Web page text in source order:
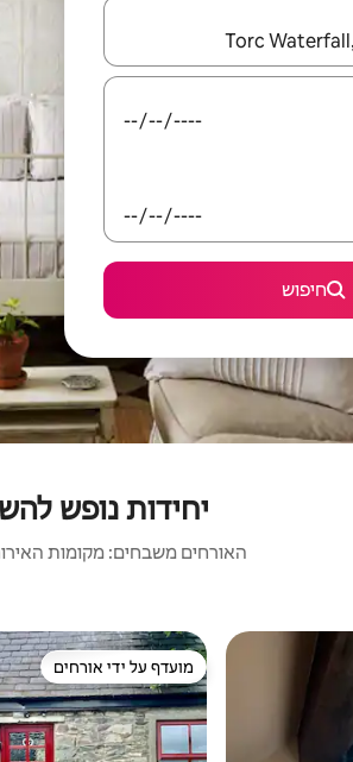
יש לנווט עם מקשי החיצים למעלה ולמטה או
חיפוש
יחידות נופש
האורחים משבחים: מקומות
אורחים מועדף על ידי אורחים
מועדף על ידי אורחים